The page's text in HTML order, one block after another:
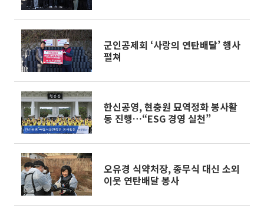
군인공제회 ‘사랑의 연탄배달’ 행사
펼쳐
한신공영, 현충원 묘역정화 봉사활
동 진행…“ESG 경영 실천”
오유경 식약처장, 종무식 대신 소외
이웃 연탄배달 봉사